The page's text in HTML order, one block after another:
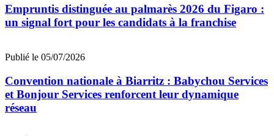
Empruntis distinguée au palmarès 2026 du Figaro :
un signal fort pour les candidats à la franchise
Publié le 05/07/2026
Convention nationale à Biarritz : Babychou Services
et Bonjour Services renforcent leur dynamique
réseau